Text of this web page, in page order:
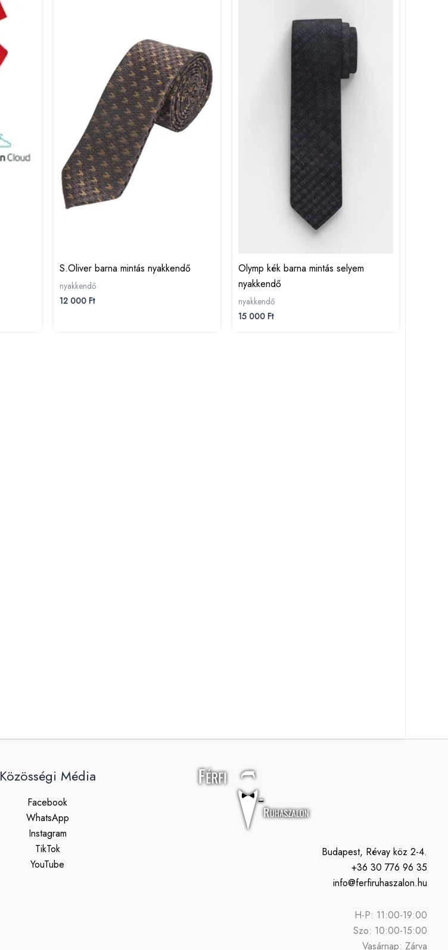
S.Oliver barna mintás nyakkendő
nyakkendő
12 000 Ft
Olymp kék barna mintás selyem
nyakkendő
nyakkendő
15 000 Ft
Közösségi Média
Facebook
WhatsApp
Instagram
TikTok
YouTube
Budapest, Révay köz 2-4.
+36 30 776 96 35
info@ferfiruhaszalon.hu
H-P: 11:00-19:00
Szo: 10:00-15:00
Vasárnap: Zárva